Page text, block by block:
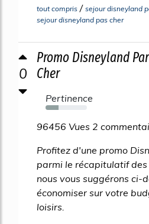
tout compris / sejour disneyland
sejour disneyland pas cher
0
Promo Disneyland
Cher
Pertinence
31%
96456 Vues 2
Profitez d'une promo
parmi le récapitulatif des
nous vous suggérons ci-
économiser sur votre
loisirs.